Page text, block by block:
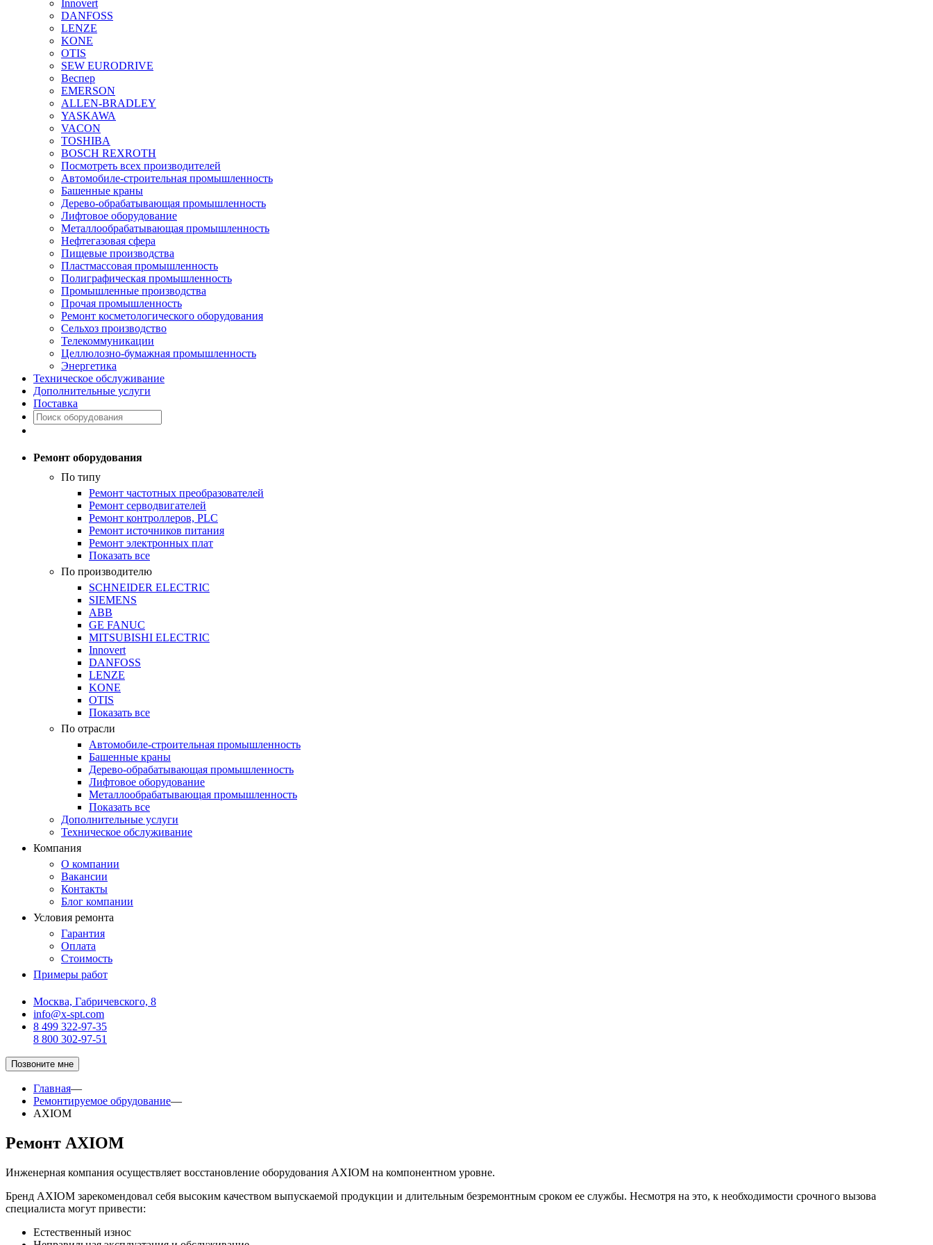
Innovert
DANFOSS
LENZE
KONE
OTIS
SEW EURODRIVE
Веспер
EMERSON
ALLEN-BRADLEY
YASKAWA
VACON
TOSHIBA
BOSCH REXROTH
Посмотреть всех производителей
Автомобиле-строительная промышленность
Башенные краны
Дерево-обрабатывающая промышленность
Лифтовое оборудование
Металлообрабатывающая промышленность
Нефтегазовая сфера
Пищевые производства
Пластмассовая промышленность
Полиграфическая промышленность
Промышленные производства
Прочая промышленность
Ремонт косметологического оборудования
Сельхоз производство
Телекоммуникации
Целлюлозно-бумажная промышленность
Энергетика
Техническое обслуживание
Дополнительные услуги
Поставка
Ремонт оборудования
По типу
Ремонт частотных преобразователей
Ремонт серводвигателей
Ремонт контроллеров, PLC
Ремонт источников питания
Ремонт электронных плат
Показать все
По производителю
SCHNEIDER ELECTRIC
SIEMENS
ABB
GE FANUC
MITSUBISHI ELECTRIC
Innovert
DANFOSS
LENZE
KONE
OTIS
Показать все
По отрасли
Автомобиле-строительная промышленность
Башенные краны
Дерево-обрабатывающая промышленность
Лифтовое оборудование
Металлообрабатывающая промышленность
Показать все
Дополнительные услуги
Техническое обслуживание
Компания
О компании
Вакансии
Контакты
Блог компании
Условия ремонта
Гарантия
Оплата
Стоимость
Примеры работ
Москва, Габричевского, 8
info@x-spt.com
8 499 322-97-35
8 800 302-97-51
Позвоните мне
Главная—
Ремонтируемое обрудование—
AXIOM
Ремонт AXIOM
Инженерная компания осуществляет восстановление оборудования AXIOM на компонентном уровне.
Бренд AXIOM зарекомендовал себя высоким качеством выпускаемой продукции и длительным безремонтным сроком ее службы. Несмотря на это, к необходимости срочного вызова
специалиста могут привести:
Естественный износ